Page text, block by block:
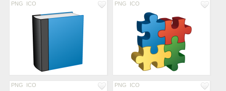
PNG ICO PNG ICO
PNG ICO PNG ICO